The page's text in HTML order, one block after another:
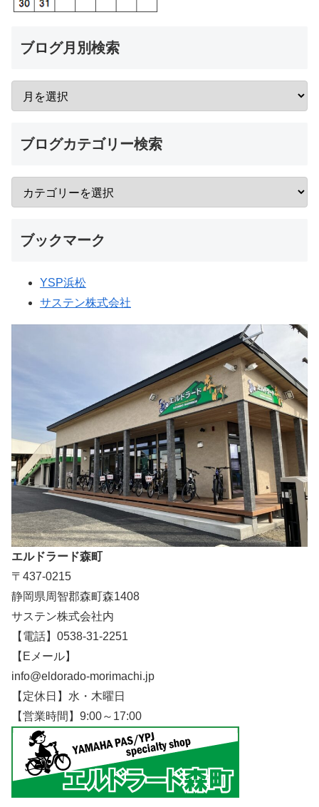
ブログ月別検索
ブログカテゴリー検索
ブックマーク
YSP浜松
サステン株式会社
エルドラード森町
〒437-0215
静岡県周智郡森町森1408
サステン株式会社内
【電話】0538-31-2251
【Eメール】
info@eldorado-morimachi.jp
【定休日】水・木曜日
【営業時間】9:00～17:00